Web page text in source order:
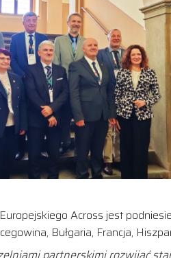
Across jest
Bułgaria, Francja,